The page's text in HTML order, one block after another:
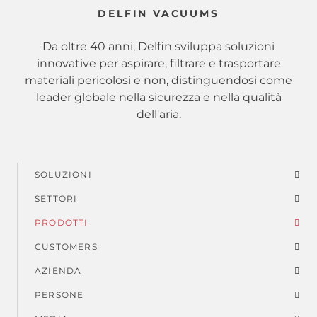
DELFIN VACUUMS
Da oltre 40 anni, Delfin sviluppa soluzioni
innovative per aspirare, filtrare e trasportare
materiali pericolosi e non, distinguendosi come
leader globale nella sicurezza e nella qualità
dell'aria.
Menu
di
piè
di
pagina
SOLUZIONI
SETTORI
PRODOTTI
CUSTOMERS
AZIENDA
PERSONE